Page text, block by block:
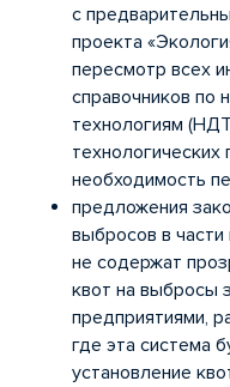
с
проекта
пересмотр всех
справочников по
технологиям
необходимость
предложения
выбросов в
не содержат
квот на выбросы
предприятиями,
где эта система
установление